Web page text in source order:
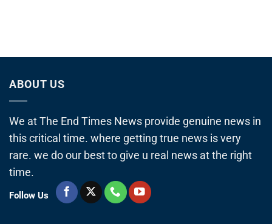
ABOUT US
We at The End Times News provide genuine news in
this critical time. where getting true news is very
rare. we do our best to give u real news at the right
time.
Follow Us